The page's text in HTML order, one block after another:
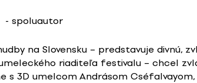
- spoluautor
na Slovensku – predstavuje divnú,
riaditeľa festivalu – chcel
s 3D umelcom Andrásom